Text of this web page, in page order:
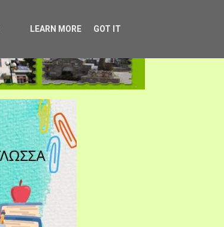
LEARN MORE GOT IT